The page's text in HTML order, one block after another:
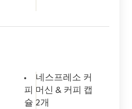
네스프레소 커
피 머신 & 커피 캡
슐 2개